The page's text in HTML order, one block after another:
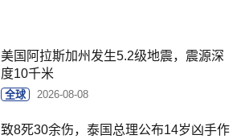
美国阿拉斯加州发生5.2级地震，震源深
度10千米
全球 2026-08-08
致8死30余伤，泰国总理公布14岁凶手作